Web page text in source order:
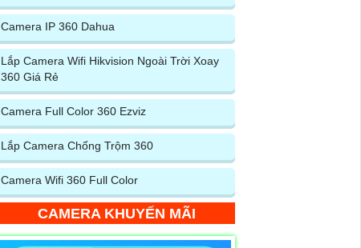
Camera IP 360 Dahua
Lắp Camera Wifi Hikvision Ngoài Trời Xoay
360 Giá Rẻ
Camera Full Color 360 Ezviz
Lắp Camera Chống Trộm 360
Camera Wifi 360 Full Color
CAMERA KHUYẾN MÃI